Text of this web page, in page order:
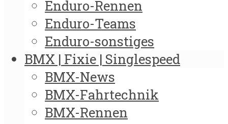
Enduro-Rennen
Enduro-Teams
Enduro-sonstiges
BMX | Fixie | Singlespeed
BMX-News
BMX-Fahrtechnik
BMX-Rennen